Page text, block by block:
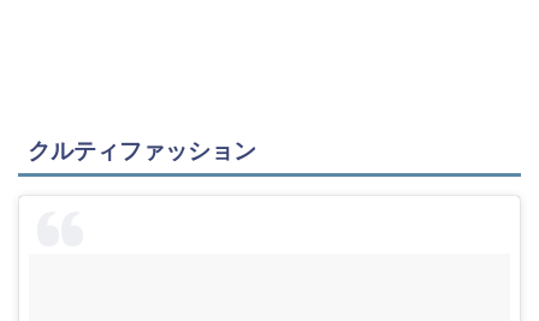
クルティファッション